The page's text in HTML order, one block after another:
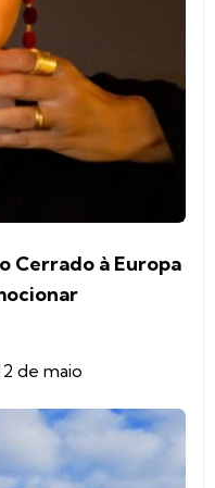
Cerrado à Europa
de maio